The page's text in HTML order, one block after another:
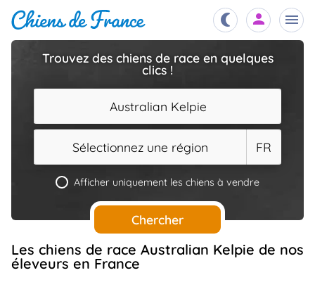
Services
Trouvez des chiens de race en quelques
clics !
Australian Kelpie
Sélectionnez une région FR
Afficher uniquement les chiens à vendre
Chercher
Les chiens de race Australian Kelpie de nos
éleveurs en France